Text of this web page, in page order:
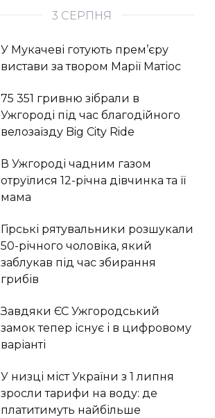
3 СЕРПНЯ
У Мукачеві готують прем’єру
вистави за твором Марії Матіос
75 351 гривню зібрали в
Ужгороді під час благодійного
велозаїзду Big Сity Ride
В Ужгороді чадним газом
отруїлися 12-річна дівчинка та її
мама
Гірські рятувальники розшукали
50-річного чоловіка, який
заблукав під час збирання
грибів
Завдяки ЄС Ужгородський
замок тепер існує і в цифровому
варіанті
У низці міст України з 1 липня
зросли тарифи на воду: де
платитимуть найбільше